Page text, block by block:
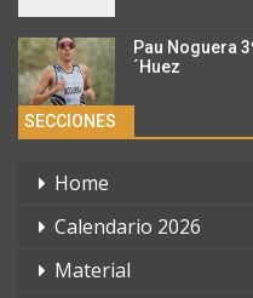
Pau Noguera
´Huez
SECCIONES
Home
Calendario 2026
Material